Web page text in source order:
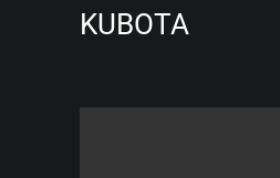
KUBOTA